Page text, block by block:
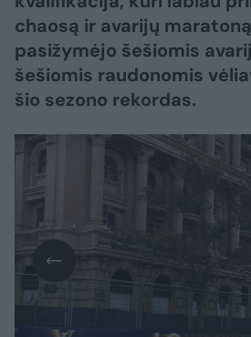
chaosą ir avarijų
pasižymėjo šešiomis
šešiomis raudonomis
šio sezono rekordas.